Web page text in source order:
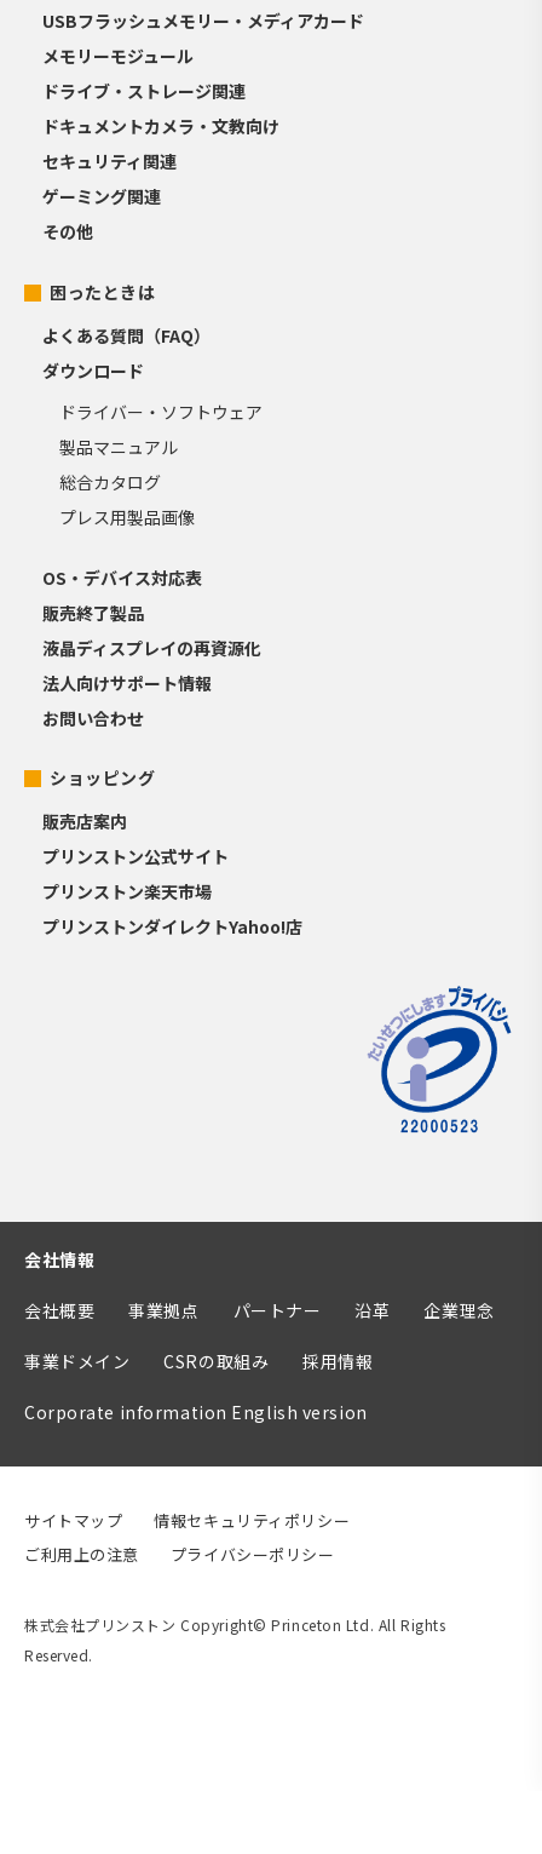
USBフラッシュメモリー・メディアカード
メモリーモジュール
ドライブ・ストレージ関連
ドキュメントカメラ・文教向け
セキュリティ関連
ゲーミング関連
その他
困ったときは
よくある質問（FAQ）
ダウンロード
ドライバー・ソフトウェア
製品マニュアル
総合カタログ
プレス用製品画像
OS・デバイス対応表
販売終了製品
液晶ディスプレイの再資源化
法人向けサポート情報
お問い合わせ
ショッピング
販売店案内
プリンストン公式サイト
プリンストン楽天市場
プリンストンダイレクトYahoo!店
会社情報
会社概要 事業拠点 パートナー 沿革 企業理念
事業ドメイン CSRの取組み 採用情報
Corporate information English version
サイトマップ
情報セキュリティポリシー
ご利用上の注意
プライバシーポリシー
株式会社プリンストン Copyright© Princeton Ltd. All Rights
Reserved.